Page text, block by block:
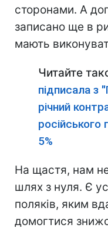
сторонами. А
записано ще в
мають
Читайте
підписала з
річний
російського
5%
На щастя, нам
шлях з нуля. Є
поляків, яким
домогтися